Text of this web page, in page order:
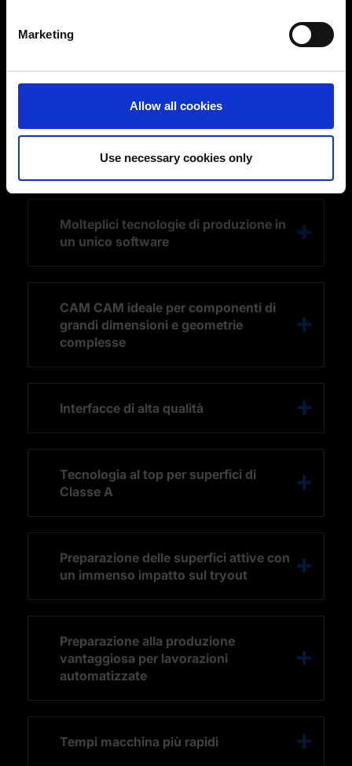
Find out more about how your personal data is processed
You can change or revoke your consent at any time.
Imprint|Data protection |Disclaimer of liability
Marketing
Allow all cookies
Use necessary cookies only
Sistemi CAD CAM
Molteplici tecnologie di produzione in
un unico software
CAM CAM ideale per componenti di
grandi dimensioni e geometrie
complesse
Interfacce di alta qualità
Tecnologia al top per superfici di
Classe A
Preparazione delle superfici attive con
un immenso impatto sul tryout
Preparazione alla produzione
vantaggiosa per lavorazioni
automatizzate
Tempi macchina più rapidi